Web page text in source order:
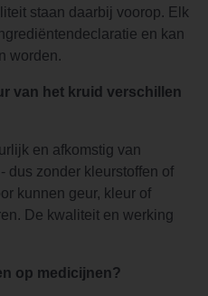
staan daarbij voorop. Elk
en kan
worden.
van het kruid verschillen
en afkomstig van
dus zonder kleurstoffen of
kunnen geur, kleur of
De kwaliteit en werking
op medicijnen?